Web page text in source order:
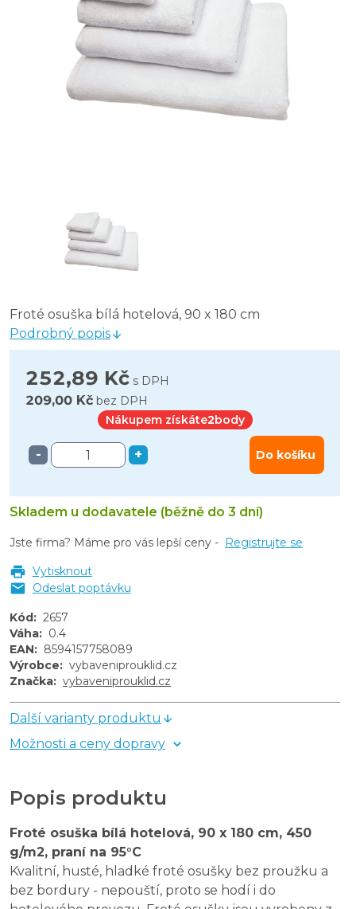
Froté osuška bílá hotelová, 90 x 180 cm
Podrobný popis
252,89 Kč s DPH
209,00 Kč bez DPH
Nákupem získáte2body
- + Do košíku
Skladem u dodavatele (běžně do 3 dní)
Jste firma? Máme pro vás lepší ceny - Registrujte se
Vytisknout
Odeslat poptávku
Kód: 2657
Váha: 0.4
EAN: 8594157758089
Výrobce: vybaveniprouklid.cz
Značka: vybaveniprouklid.cz
Další varianty produktu
Možnosti a ceny dopravy
Popis produktu
Froté osuška bílá hotelová, 90 x 180 cm, 450
g/m2, praní na 95°C
Kvalitní, husté, hladké froté osušky bez proužku a
bez bordury - nepouští, proto se hodí i do